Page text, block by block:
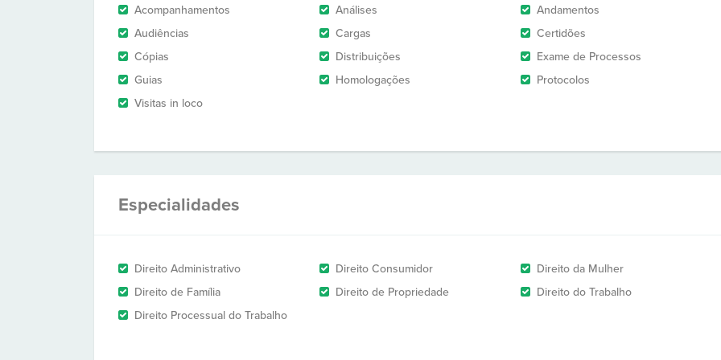
Acompanhamentos Análises
Andamentos
Audiências
Cargas
Certidões
Cópias
Distribuições
Exame de Processos
Guias
Homologações
Protocolos
Visitas in loco
Especialidades
Direito Administrativo Direito Consumidor
Direito da Mulher
Direito de Família
Direito de Propriedade
Direito do Trabalho
Direito Processual do Trabalho